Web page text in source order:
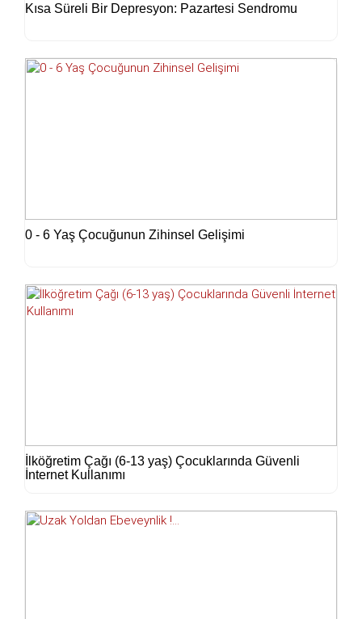
Kısa Süreli Bir Depresyon: Pazartesi Sendromu
0 - 6 Yaş Çocuğunun Zihinsel Gelişimi
İlköğretim Çağı (6-13 yaş) Çocuklarında Güvenli
İnternet Kullanımı